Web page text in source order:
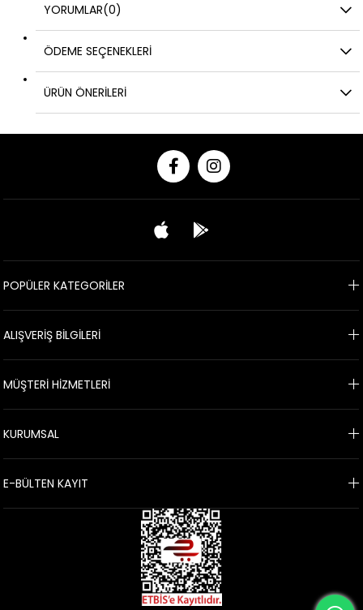
YORUMLAR(0)
ÖDEME SEÇENEKLERI
ÜRÜN ÖNERILERI
POPÜLER KATEGORİLER
ALIŞVERİŞ BİLGİLERİ
MÜŞTERİ HİZMETLERİ
KURUMSAL
E-BÜLTEN KAYIT